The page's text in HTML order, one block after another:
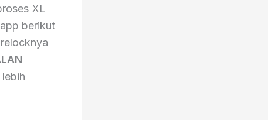
XL
berikut